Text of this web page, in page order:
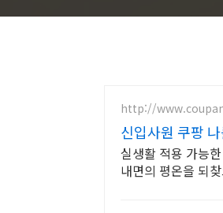
http://
신입사원 쿠팡
실생활 적용 가능
내면의 평온을 되